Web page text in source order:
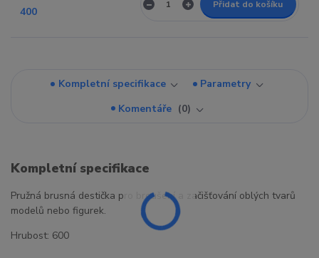
Přidat do košíku
Kompletní specifikace
Parametry
Komentáře
0
Kompletní specifikace
Pružná brusná destička pro broušení a začišťování oblých tvarů
modelů nebo figurek.
Hrubost: 600